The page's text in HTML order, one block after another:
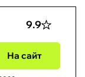
9.9
На сайт